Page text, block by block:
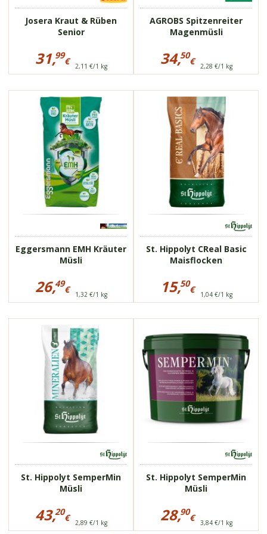
Josera Kraut & Rüben
Senior
Josera
Kraut
Rüben
31,99
€
2,11 €/1 kg
AGROBS Spitzenreiter
Magenmüsli
AGROBS
Spitzenreiter
34,50
€
2,28 €/1 kg
Eggersmann EMH Kräuter
Müsli
Eggersmann
EMH
Müsli
26,49
€
1,32 €/1 kg
» weitere Bilder
710375
EMH Kräuter Müsli
von Eggersmann
Stoffwechselprozesse
werden unterstützt
St. Hippolyt CReal Basic
Maisflocken
Hippolyt
Basic
15,50
€
1,04 €/1 kg
75799
hochwertig
optimal verwertbar
St. Hippolyt SemperMin
Müsli
Hippolyt
43,20
€
2,89 €/1 kg
75809
schmackhaft
wird gut
aufgenommen
hochwertige
Zutaten
St. Hippolyt SemperMin
Müsli
Hippolyt
28,90
€
3,84 €/1 kg
75809
schmackhaft
wird gut
aufgenommen
hochwertige
Zutaten